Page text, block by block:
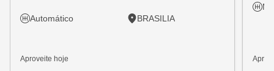
Automático BRASILIA
Aproveite hoje